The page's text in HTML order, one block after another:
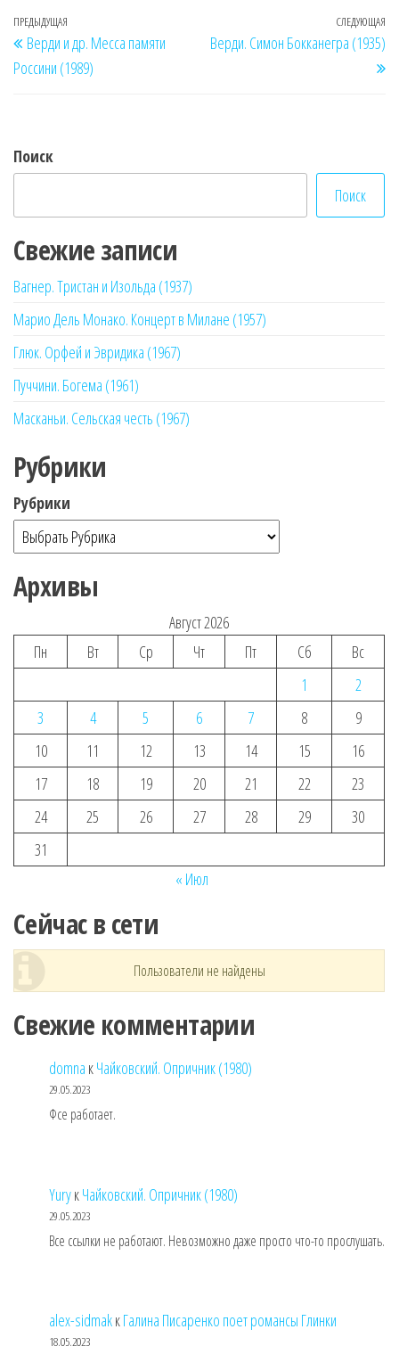
Навигация
по
записям
Предыдущая
запись
ПРЕДЫДУЩАЯ
Верди и др. Месса памяти
Россини (1989)
СЛЕДУЮЩАЯ
Верди. Симон Бокканегра (1935)
Поиск
Поиск
Свежие записи
Вагнер. Тристан и Изольда (1937)
Марио Дель Монако. Концерт в Милане (1957)
Глюк. Орфей и Эвридика (1967)
Пуччини. Богема (1961)
Масканьи. Сельская честь (1967)
Рубрики
Рубрики
Архивы
Август 2026
Пн
Вт Ср Чт Пт Сб
Вс
1
2
3
4 5 6 7 8
9
10
11 12 13 14 15
16
17
18 19 20 21 22
23
24
25 26 27 28 29
30
31
« Июл
Сейчас в сети
Пользователи не найдены
Свежие комментарии
domna кЧайковский. Опричник (1980)
29.05.2023
Фсе работает.
YuryкЧайковский. Опричник (1980)
29.05.2023
Все ссылки не работают. Невозможно даже просто что-то прослушать.
alex-sidmakкГалина Писаренко поет романсы Глинки
18.05.2023